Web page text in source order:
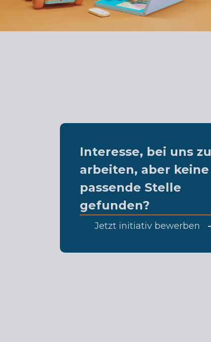
Interesse, bei uns zu
arbeiten, aber keine
passende Stelle
gefunden?
Jetzt initiativ bewerben